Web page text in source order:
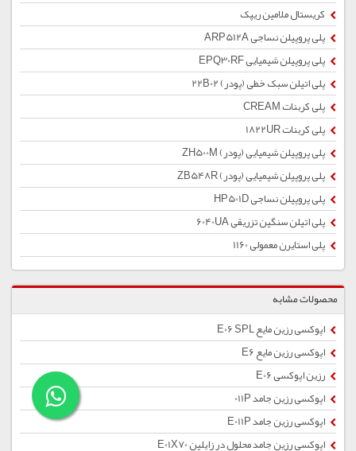
کریستال ملامین ریپک
پلی پروپیلن نساجی ARP512A
پلی پروپیلن شیمیایی EPQ30RF
پلی اتیلن سبک خطی (پودر) 22B02
پلی کربنات CREAM
پلی کربنات 1822UR
پلی پروپیلن شیمیایی (پودر) ZH500M
پلی پروپیلن شیمیایی (پودر) ZB548R
پلی پروپیلن نساجی HP501D
پلی اتیلن سنگین تزریقی 6040UA
پلی استایرن معمولی 1160
محصولات مشابه
اپوکسی رزین مایع E06 SPL
اپوکسی رزین مایع E6
رزین اپوکسی E06
اپوکسی رزین جامد 011P
اپوکسی رزین جامد E011P
اپوکسی رزین جامد محلول در زایلین E01X70